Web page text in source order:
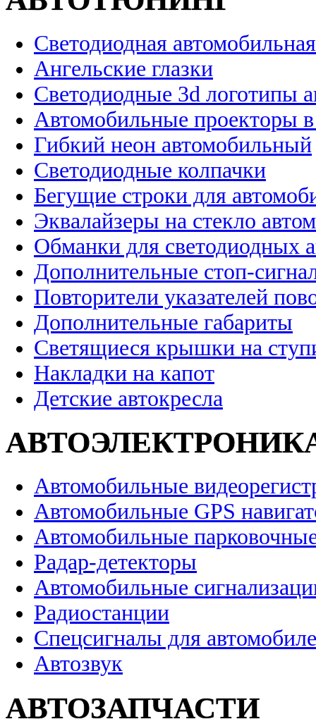
Светодиодная
Ангельские глазки
Светодиодные 3d логотипы
Автомобильные проекторы
Гибкий неон автомобильный
Светодиодные колпачки
Бегущие строки для
Эквалайзеры на стекло
Обманки для светодиодных
Дополнительные стоп-
Повторители указателей
Дополнительные габариты
Светящиеся крышки на
Накладки на капот
Детские автокресла
Автомобильные
Автомобильные GPS
Автомобильные
Радар-детекторы
Автомобильные
Радиостанции
Спецсигналы для
Автозвук
АВТОЗАПЧАСТИ